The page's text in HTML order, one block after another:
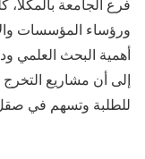
فرع الجامعة
ورؤساء المؤسسات
أهمية البحث العلمي
إلى أن مشاريع التخرج
للطلبة وتسهم في صقل